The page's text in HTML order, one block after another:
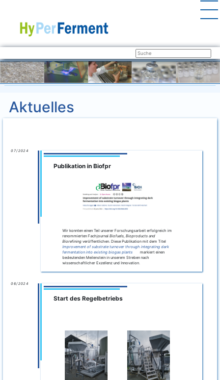
Aktuelles
07/2024
Publikation in Biofpr
Wir konnten einen Teil unserer Forschungsarbeit erfolgreich im
renommierten FachjournalBiofuels, Bioproducts and
Biorefining veröffentlichen. Diese Publikation mit dem Titel
Improvement of substrate turnover through integrating dark
fermentation into existing biogas plants
markiert einen
bedeutenden Meilenstein in unserem Streben nach
wissenschaftlicher Exzellenz und Innovation.
06/2024
Start des Regelbetriebs